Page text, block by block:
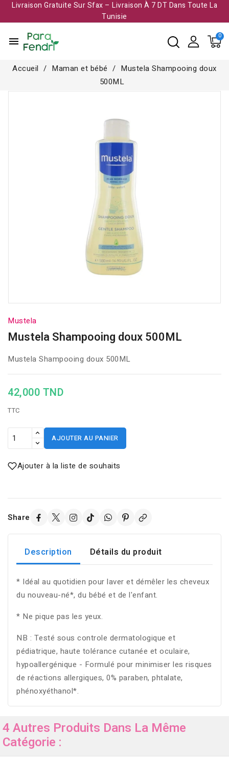
Livraison Gratuite Sur Sfax – Livraison À 7 DT Dans Toute La
Tunisie​
menu
Accueil Maman et bébé
Mustela Shampooing doux
500ML
Mustela
Mustela Shampooing doux 500ML
Mustela Shampooing doux 500ML
42,000 TND
TTC
AJOUTER AU PANIER
Ajouter à la liste de souhaits
Share
Description Détails du produit
* Idéal au quotidien pour laver et démêler les cheveux
du nouveau-né*, du bébé et de l'enfant.
* Ne pique pas les yeux.
NB : Testé sous controle dermatologique et
pédiatrique, haute tolérance cutanée et oculaire,
hypoallergénique - Formulé pour minimiser les risques
de réactions allergiques, 0% paraben, phtalate,
phénoxyéthanol*.
4 Autres Produits Dans La Même
Catégorie :